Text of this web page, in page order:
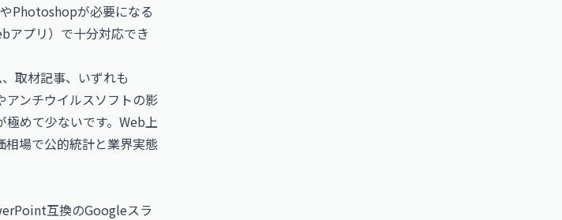
Photoshopが必要になる
アプリ）で十分対応でき
取材記事、いずれも
ンチウイルスソフトの影
めて少ないです。Web上
相場で公的統計と業界実態
互換のGoogleスラ